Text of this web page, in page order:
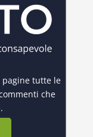
pagine tutte le
che